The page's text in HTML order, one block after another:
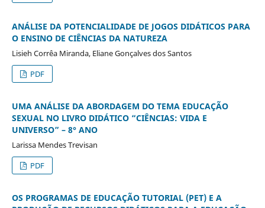
ANÁLISE DA POTENCIALIDADE DE JOGOS DIDÁTICOS PARA
O ENSINO DE CIÊNCIAS DA NATUREZA
Lisieh Corrêa Miranda, Eliane Gonçalves dos Santos
PDF
UMA ANÁLISE DA ABORDAGEM DO TEMA EDUCAÇÃO
SEXUAL NO LIVRO DIDÁTICO “CIÊNCIAS: VIDA E
UNIVERSO” – 8° ANO
Larissa Mendes Trevisan
PDF
OS PROGRAMAS DE EDUCAÇÃO TUTORIAL (PET) E A